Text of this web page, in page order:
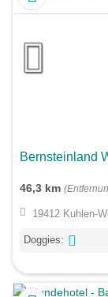
Bernsteinland
46,3 km
19412 Kuhlen-
Doggies: